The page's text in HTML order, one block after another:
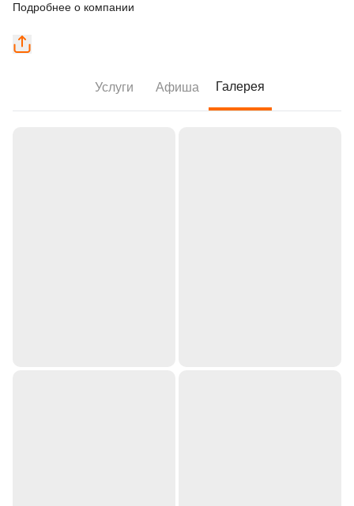
Подробнее о компании
Услуги Афиша Галерея